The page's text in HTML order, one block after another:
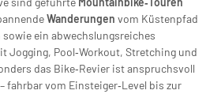
Wanderungen vom Küstenpfad
ein abwechslungsreiches
Jogging, Pool‑Workout, Stretching und
das Bike‑Revier ist anspruchsvoll
fahrbar vom Einsteiger‑Level bis zur